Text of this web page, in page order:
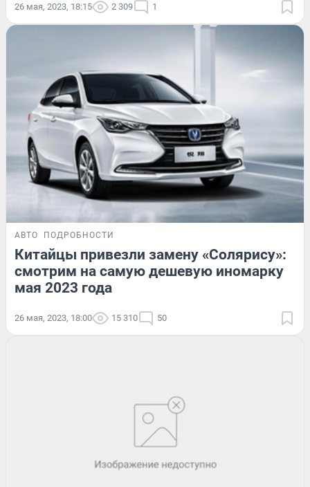
26 мая, 2023, 18:15 2 309 1
АВТО ПОДРОБНОСТИ
Китайцы привезли замену «Солярису»:
смотрим на самую дешевую иномарку
мая 2023 года
26 мая, 2023, 18:00 15 310 50